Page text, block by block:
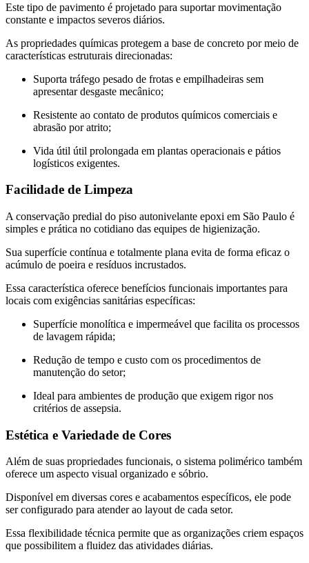
Este tipo de pavimento é projetado para suportar movimentação
constante e impactos severos diários.
As propriedades químicas protegem a base de concreto por meio de
características estruturais direcionadas:
Suporta tráfego pesado de frotas e empilhadeiras sem
apresentar desgaste mecânico;
Resistente ao contato de produtos químicos comerciais e
abrasão por atrito;
Vida útil útil prolongada em plantas operacionais e pátios
logísticos exigentes.
Facilidade de Limpeza
A conservação predial do piso autonivelante epoxi em São Paulo é
simples e prática no cotidiano das equipes de higienização.
Sua superfície contínua e totalmente plana evita de forma eficaz o
acúmulo de poeira e resíduos incrustados.
Essa característica oferece benefícios funcionais importantes para
locais com exigências sanitárias específicas:
Superfície monolítica e impermeável que facilita os processos
de lavagem rápida;
Redução de tempo e custo com os procedimentos de
manutenção do setor;
Ideal para ambientes de produção que exigem rigor nos
critérios de assepsia.
Estética e Variedade de Cores
Além de suas propriedades funcionais, o sistema polimérico também
oferece um aspecto visual organizado e sóbrio.
Disponível em diversas cores e acabamentos específicos, ele pode
ser configurado para atender ao layout de cada setor.
Essa flexibilidade técnica permite que as organizações criem espaços
que possibilitem a fluidez das atividades diárias.